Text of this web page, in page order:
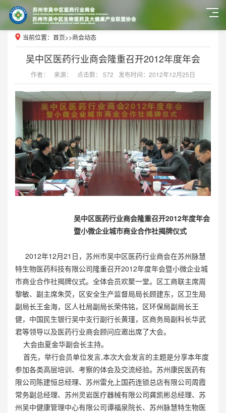
当前位置： 首页>>商会动态
吴中区医药行业商会隆重召开2012年度年会
作者： 来源： 点击数： 572 发布时间：2012年12月25日
吴中区医药行业商会隆重召开2012年度年会
暨小微企业城市商业合作社揭牌仪式
2012年12月21日，苏州市吴中区医药行业商会在苏州脉慧
特生物医药科技有限公司隆重召开2012年度年会暨小微企业城
市商业合作社揭牌仪式。全体会员欢聚一堂。区工商联主席周
黎敏、副主席朱荧，区安全生产监督局局长顾建东，区卫生局
副局长王金海，区人社局副局长荣伟铭，区环保局副局长王
健，中国民生银行吴中支行副行长黄瑾，区商务局副科长华武
君等领导以及医药行业商会顾问应邀出席了大会。
大会由夏金华副会长主持。
首先，举行会员单位发言,本次大会发言的主题是分享本年度
参加各类高层培训、考察的体会及交流经验。苏州康民医药有
限公司陈建恒总经理、苏州雷允上国药连锁总店有限公司周霞
常务副总经理、苏州灵岩医疗器械有限公司龚凯彬总经理、苏
州吴中健康管理中心有限公司谭福泉院长、苏州脉慧特生物医